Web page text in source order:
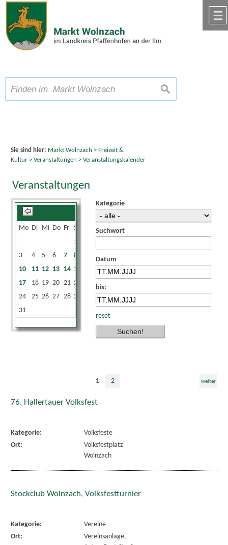
Zum Inhalt,zur Navigation
Schriftgröße A A A suchen
Sie sind hier: Markt Wolnzach > Freizeit &
Kultur> Veranstaltungen > Veranstaltungskalender
Veranstaltungen
Mo Di Mi Do Fr Sa
1
3
4 5 6 7 8
10
11 12 13 14 15
17
18 19 20 21 22
24
25 26 27 28 29
31
Kategorie
Suchwort
Datum
bis:
reset
1 2 weiter
76. Hallertauer Volksfest
Kategorie:
Volksfeste
Ort:
Volksfestplatz
Wolnzach
Stockclub Wolnzach, Volksfestturnier
Kategorie:
Vereine
Ort:
Vereinsanlage,